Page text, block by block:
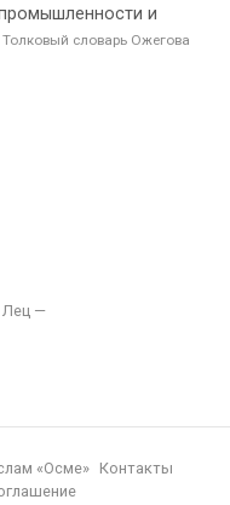
и
Толковый словарь Ожегова
«Осме»
Контакты